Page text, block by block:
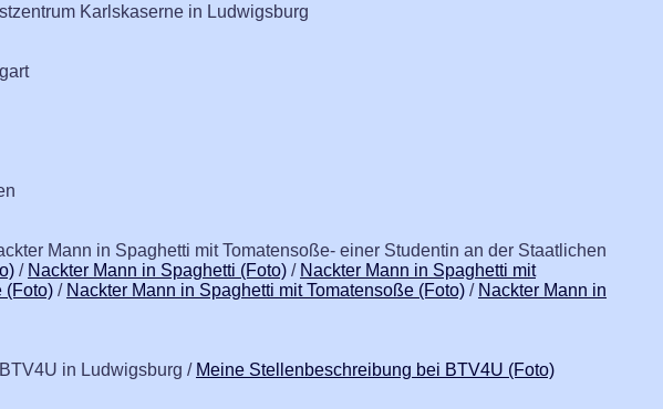
Karlskaserne in Ludwigsburg
Mann in Spaghetti mit Tomatensoße- einer Studentin an der Staatlichen
/ Nackter Mann in Spaghetti (Foto) / Nackter Mann in Spaghetti mit
(Foto) / Nackter Mann in Spaghetti mit Tomatensoße (Foto) / Nackter Mann in
in Ludwigsburg / Meine Stellenbeschreibung bei BTV4U (Foto)